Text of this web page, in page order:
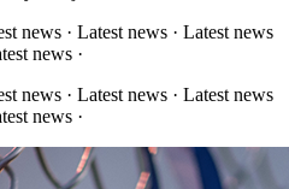
news · Latest news · Latest news
news ·
news · Latest news · Latest news
news ·